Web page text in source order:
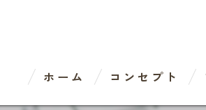
ホーム コンセプト